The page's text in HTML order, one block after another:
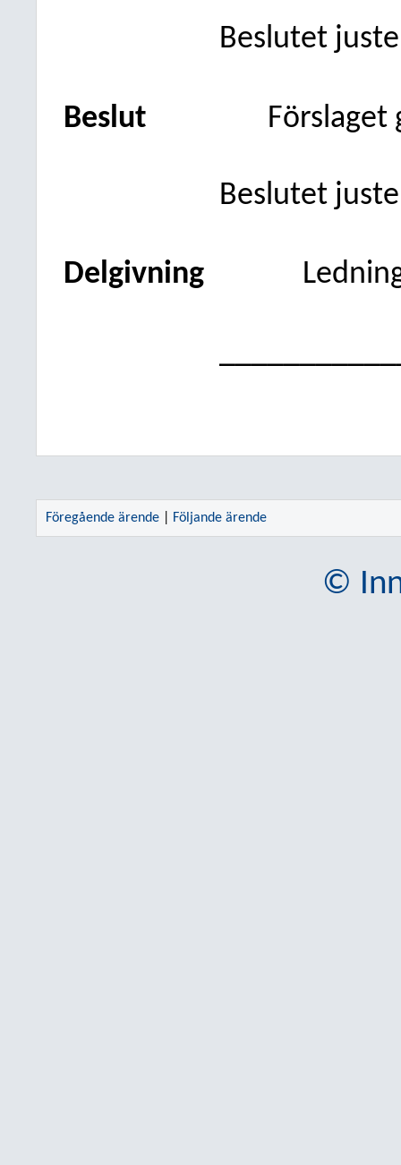
Beslutet
Beslut Förslaget
Beslutet
Delgivning
Föregående ärende Följande ärende
©